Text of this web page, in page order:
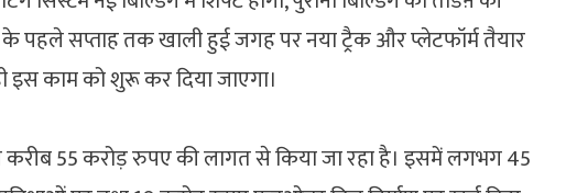
के पहले सप्ताह तक खाली हुई जगह पर नया ट्रैक और प्लेटफॉर्म तैयार
इस काम को शुरू कर दिया जाएगा।
करीब 55 करोड़ रुपए की लागत से किया जा रहा है। इसमें लगभग 45